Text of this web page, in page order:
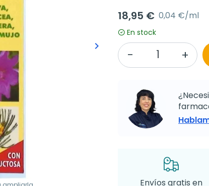
Siguiente
keyboard_arrow_right
18,95 € 0,04 €/ml
En stock
Envíos gratis en